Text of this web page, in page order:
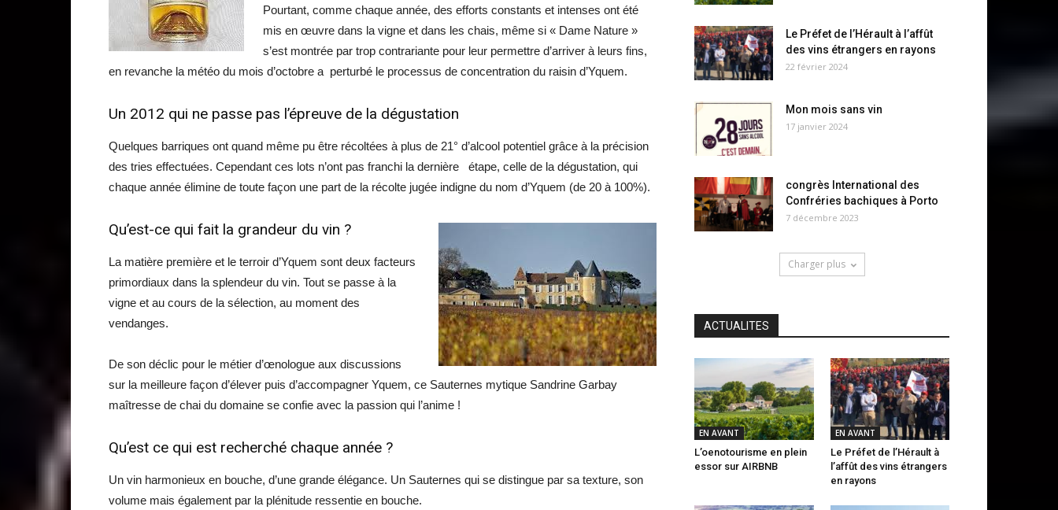
Pourtant, comme chaque année, des efforts constants et intenses ont été
mis en œuvre dans la vigne et dans les chais, même si « Dame Nature »
s’est montrée par trop contrariante pour leur permettre d’arriver à leurs fins,
en revanche la météo du mois d’octobre a perturbé le processus de concentration du raisin d’Yquem.
Un 2012 qui ne passe pas l’épreuve de la dégustation
Quelques barriques ont quand même pu être récoltées à plus de 21° d’alcool potentiel grâce à la précision
des tries effectuées. Cependant ces lots n’ont pas franchi la dernière étape, celle de la dégustation, qui
chaque année élimine de toute façon une part de la récolte jugée indigne du nom d’Yquem (de 20 à 100%).
Qu’est-ce qui fait la grandeur du vin ?
La matière première et le terroir d’Yquem sont deux facteurs
primordiaux dans la splendeur du vin. Tout se passe à la
vigne et au cours de la sélection, au moment des
vendanges.
De son déclic pour le métier d’œnologue aux discussions
sur la meilleure façon d’élever puis d’accompagner Yquem, ce Sauternes mytique Sandrine Garbay
maîtresse de chai du domaine se confie avec la passion qui l’anime !
Qu’est ce qui est recherché chaque année ?
Un vin harmonieux en bouche, d’une grande élégance. Un Sauternes qui se distingue par sa texture, son
volume mais également par la plénitude ressentie en bouche.
Le Préfet de l’Hérault à l’affût
des vins étrangers en rayons
22 février 2024
Mon mois sans vin
17 janvier 2024
congrès International des
Confréries bachiques à Porto
7 décembre 2023
Charger plus
ACTUALITES
EN AVANT
L’oenotourisme en plein
essor sur AIRBNB
EN AVANT
Le Préfet de l’Hérault à
l’affût des vins étrangers
en rayons